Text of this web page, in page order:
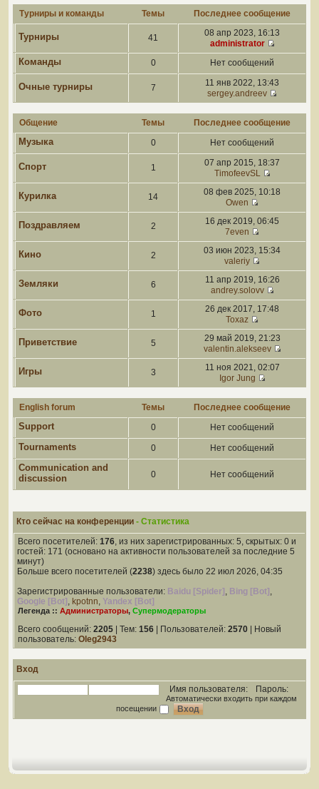
Турниры и команды Темы Последнее сообщение
Турниры 41
08 апр 2023, 16:13
administrator
Команды 0 Нет сообщений
Очные турниры 7
11 янв 2022, 13:43
sergey.andreev
Общение Темы Последнее сообщение
Музыка 0 Нет сообщений
Спорт 1
07 апр 2015, 18:37
TimofeevSL
Курилка 14
08 фев 2025, 10:18
Owen
Поздравляем 2
16 дек 2019, 06:45
7even
Кино 2
03 июн 2023, 15:34
valeriy
Земляки 6
11 апр 2019, 16:26
andrey.solovv
Фото 1
26 дек 2017, 17:48
Toxaz
Приветствие 5
29 май 2019, 21:23
valentin.alekseev
Игры 3
11 ноя 2021, 02:07
Igor Jung
English forum Темы Последнее сообщение
Support 0 Нет сообщений
Tournaments 0 Нет сообщений
Communication and
discussion
0 Нет сообщений
Кто сейчас на конференции - Статистика
Всего посетителей: 176, из них зарегистрированных: 5, скрытых: 0 и
гостей: 171 (основано на активности пользователей за последние 5
минут)
Больше всего посетителей (2238) здесь было 22 июл 2026, 04:35
Зарегистрированные пользователи: Baidu [Spider] , Bing [Bot] ,
Google [Bot] , kpotnn, Yandex [Bot]
Легенда :: Администраторы, Супермодераторы
Всего сообщений: 2205 | Тем: 156 | Пользователей: 2570 | Новый
пользователь: Oleg2943
Вход
Имя пользователя:
Пароль:
Автоматически входить при каждом
посещении